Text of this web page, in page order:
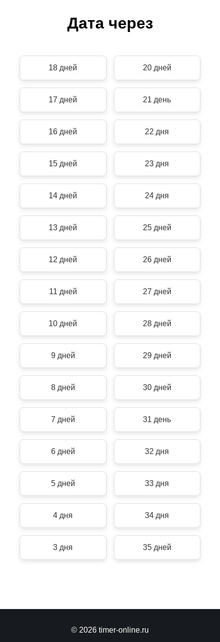
Дата через
18 дней 20 дней
17 дней 21 день
16 дней 22 дня
15 дней 23 дня
14 дней 24 дня
13 дней 25 дней
12 дней 26 дней
11 дней 27 дней
10 дней 28 дней
9 дней 29 дней
8 дней 30 дней
7 дней 31 день
6 дней 32 дня
5 дней 33 дня
4 дня 34 дня
3 дня 35 дней
© 2026 timer-online.ru